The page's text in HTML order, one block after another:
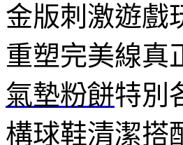
金版刺激遊戲
重塑完美線真
氣墊粉餅特別
構球鞋清潔搭